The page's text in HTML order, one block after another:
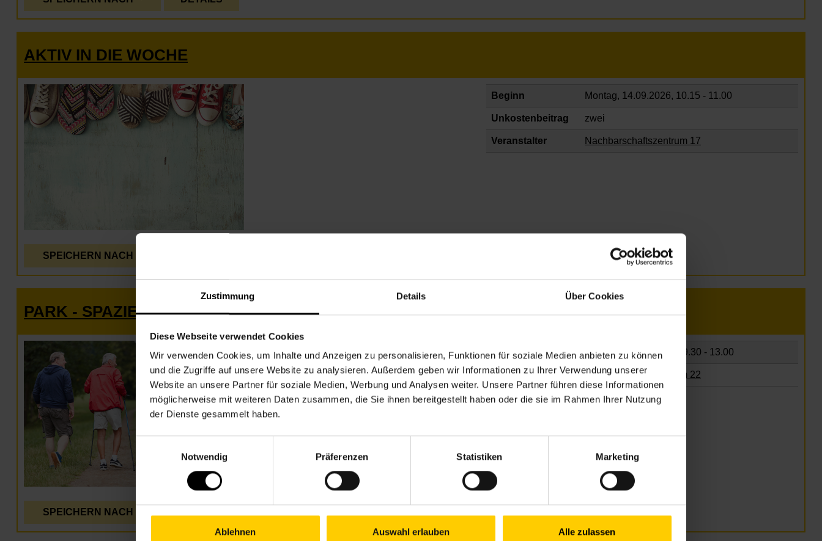
Zustimmung Details Über Cookies
Diese Webseite verwendet Cookies
Wir verwenden Cookies, um Inhalte und Anzeigen zu personalisieren, Funktionen für soziale Medien anbieten zu können
und die Zugriffe auf unsere Website zu analysieren. Außerdem geben wir Informationen zu Ihrer Verwendung unserer
Website an unsere Partner für soziale Medien, Werbung und Analysen weiter. Unsere Partner führen diese Informationen
möglicherweise mit weiteren Daten zusammen, die Sie ihnen bereitgestellt haben oder die sie im Rahmen Ihrer Nutzung
der Dienste gesammelt haben.
Notwendig
Präferenzen Statistiken Marketing
Ablehnen Auswahl erlauben Alle zulassen
AKTIV IN DIE WOCHE
Beginn Montag, 14.09.2026, 10.15 - 11.00
Unkostenbeitrag zwei
Veranstalter Nachbarschaftszentrum 17
SPEICHERN NACH
PARK - SPAZIERGANG
Beginn Dienstag, 15.09.2026, 9.30 - 13.00
Veranstalter Nachbarschaftszentrum 22
SPEICHERN NACH